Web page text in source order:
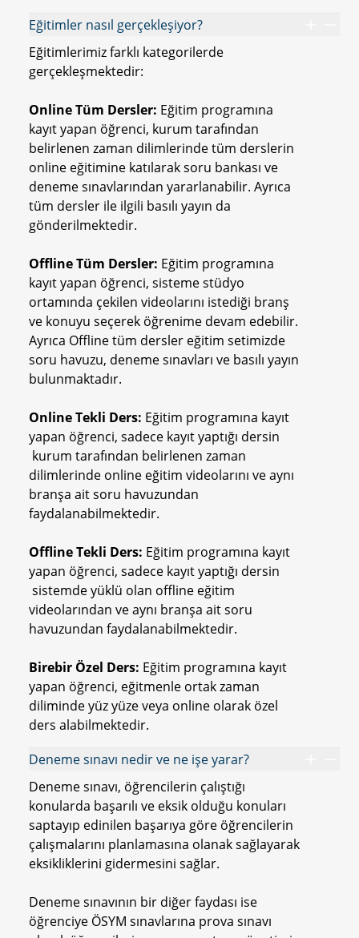
Eğitimler nasıl gerçekleşiyor?
Eğitimlerimiz farklı kategorilerde
gerçekleşmektedir:
Online Tüm Dersler: Eğitim programına
kayıt yapan öğrenci, kurum tarafından
belirlenen zaman dilimlerinde tüm derslerin
online eğitimine katılarak soru bankası ve
deneme sınavlarından yararlanabilir. Ayrıca
tüm dersler ile ilgili basılı yayın da
gönderilmektedir.
Offline Tüm Dersler: Eğitim programına
kayıt yapan öğrenci, sisteme stüdyo
ortamında çekilen videolarını istediği branş
ve konuyu seçerek öğrenime devam edebilir.
Ayrıca Offline tüm dersler eğitim setimizde
soru havuzu, deneme sınavları ve basılı yayın
bulunmaktadır.
Online Tekli Ders: Eğitim programına kayıt
yapan öğrenci, sadece kayıt yaptığı dersin
kurum tarafından belirlenen zaman
dilimlerinde online eğitim videolarını ve aynı
branşa ait soru havuzundan
faydalanabilmektedir.
Offline Tekli Ders: Eğitim programına kayıt
yapan öğrenci, sadece kayıt yaptığı dersin
sistemde yüklü olan offline eğitim
videolarından ve aynı branşa ait soru
havuzundan faydalanabilmektedir.
Birebir Özel Ders: Eğitim programına kayıt
yapan öğrenci, eğitmenle ortak zaman
diliminde yüz yüze veya online olarak özel
ders alabilmektedir.
Deneme sınavı nedir ve ne işe yarar?
Deneme sınavı, öğrencilerin çalıştığı
konularda başarılı ve eksik olduğu konuları
saptayıp edinilen başarıya göre öğrencilerin
çalışmalarını planlamasına olanak sağlayarak
eksikliklerini gidermesini sağlar.
Deneme sınavının bir diğer faydası ise
öğrenciye ÖSYM sınavlarına prova sınavı